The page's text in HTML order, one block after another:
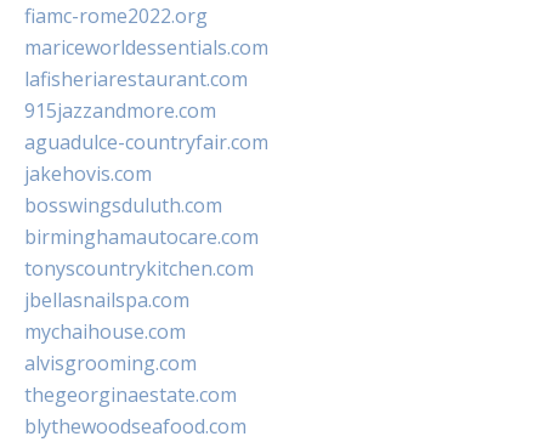
fiamc-rome2022.org
mariceworldessentials.com
lafisheriarestaurant.com
915jazzandmore.com
aguadulce-countryfair.com
jakehovis.com
bosswingsduluth.com
birminghamautocare.com
tonyscountrykitchen.com
jbellasnailspa.com
mychaihouse.com
alvisgrooming.com
thegeorginaestate.com
blythewoodseafood.com